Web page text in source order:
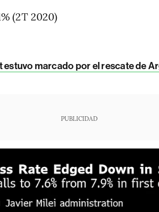
(2T 2020)
estuvo marcado por el rescate de
PUBLICIDAD